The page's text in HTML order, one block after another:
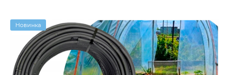
Новинка